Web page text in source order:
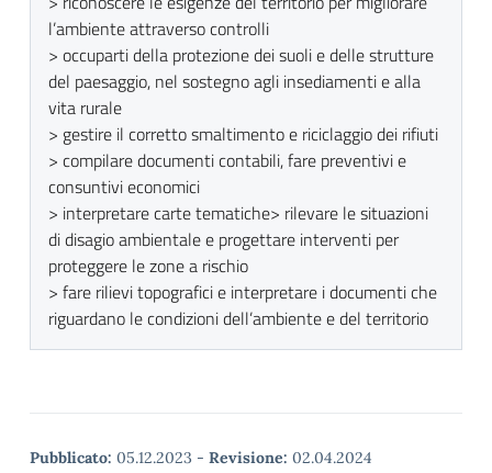
l’ambiente attraverso controlli
> occuparti della protezione dei suoli e delle strutture
del paesaggio, nel sostegno agli insediamenti e alla
vita rurale
> gestire il corretto smaltimento e riciclaggio dei rifiuti
> compilare documenti contabili, fare preventivi e
consuntivi economici
> interpretare carte tematiche> rilevare le situazioni
di disagio ambientale e progettare interventi per
proteggere le zone a rischio
> fare rilievi topografici e interpretare i documenti che
riguardano le condizioni dell’ambiente e del territorio
Pubblicato: 05.12.2023 - Revisione: 02.04.2024